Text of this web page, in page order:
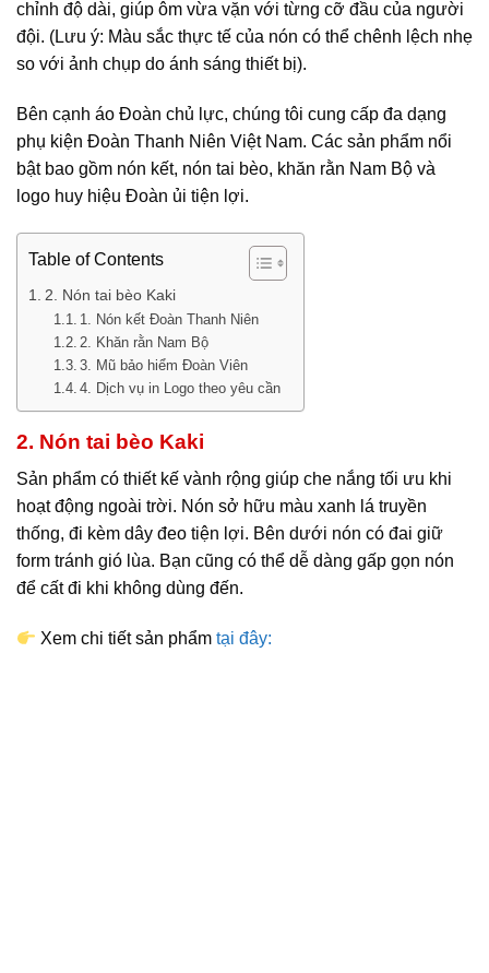
chỉnh độ dài, giúp ôm vừa vặn với từng cỡ đầu của người
đội. (Lưu ý: Màu sắc thực tế của nón có thể chênh lệch nhẹ
so với ảnh chụp do ánh sáng thiết bị).
Bên cạnh áo Đoàn chủ lực, chúng tôi cung cấp đa dạng
phụ kiện Đoàn Thanh Niên Việt Nam. Các sản phẩm nổi
bật bao gồm nón kết, nón tai bèo, khăn rằn Nam Bộ và
logo huy hiệu Đoàn ủi tiện lợi.
Table of Contents
2. Nón tai bèo Kaki
1. Nón kết Đoàn Thanh Niên
2. Khăn rằn Nam Bộ
3. Mũ bảo hiểm Đoàn Viên
4. Dịch vụ in Logo theo yêu cần
2. Nón tai bèo Kaki
Sản phẩm có thiết kế vành rộng giúp che nắng tối ưu khi
hoạt động ngoài trời. Nón sở hữu màu xanh lá truyền
thống, đi kèm dây đeo tiện lợi. Bên dưới nón có đai giữ
form tránh gió lùa. Bạn cũng có thể dễ dàng gấp gọn nón
để cất đi khi không dùng đến.
Xem chi tiết sản phẩm tại đây: